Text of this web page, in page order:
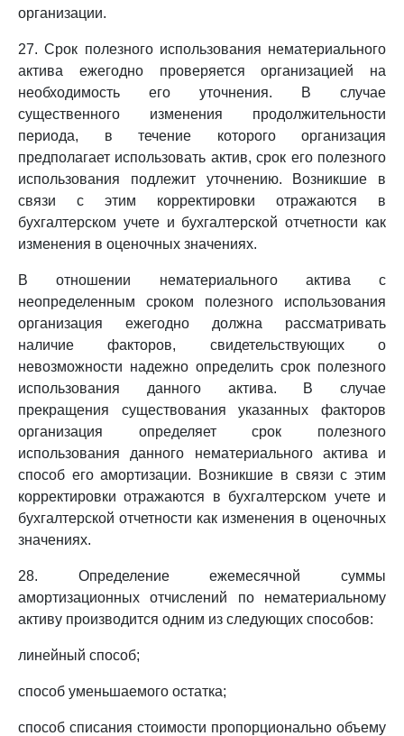
организации.
27. Срок полезного использования нематериального
актива ежегодно проверяется организацией на
необходимость его уточнения. В случае
существенного изменения продолжительности
периода, в течение которого организация
предполагает использовать актив, срок его полезного
использования подлежит уточнению. Возникшие в
связи с этим корректировки отражаются в
бухгалтерском учете и бухгалтерской отчетности как
изменения в оценочных значениях.
В отношении нематериального актива с
неопределенным сроком полезного использования
организация ежегодно должна рассматривать
наличие факторов, свидетельствующих о
невозможности надежно определить срок полезного
использования данного актива. В случае
прекращения существования указанных факторов
организация определяет срок полезного
использования данного нематериального актива и
способ его амортизации. Возникшие в связи с этим
корректировки отражаются в бухгалтерском учете и
бухгалтерской отчетности как изменения в оценочных
значениях.
28. Определение ежемесячной суммы
амортизационных отчислений по нематериальному
активу производится одним из следующих способов:
линейный способ;
способ уменьшаемого остатка;
способ списания стоимости пропорционально объему